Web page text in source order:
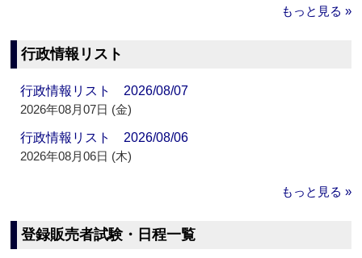
もっと見る »
行政情報リスト
行政情報リスト 2026/08/07
2026年08月07日 (金)
行政情報リスト 2026/08/06
2026年08月06日 (木)
もっと見る »
登録販売者試験・日程一覧